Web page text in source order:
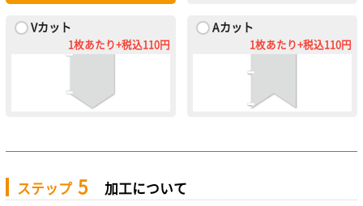
Vカット
1枚あたり+税込110円
Aカット
1枚あたり+税込110円
ステップ 5 加工について